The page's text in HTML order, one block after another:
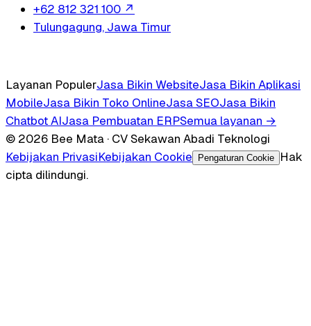
+62 812 321 100 ↗
Tulungagung, Jawa Timur
Layanan PopulerJasa Bikin WebsiteJasa Bikin Aplikasi
MobileJasa Bikin Toko OnlineJasa SEOJasa Bikin
Chatbot AIJasa Pembuatan ERPSemua layanan →
© 2026 Bee Mata · CV Sekawan Abadi Teknologi
Kebijakan PrivasiKebijakan Cookie Pengaturan Cookie
Hak
cipta dilindungi.